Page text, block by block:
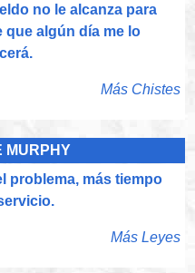
no le alcanza para
que algún día me lo
Más Chistes
MURPHY
problema, más tiempo
Más Leyes